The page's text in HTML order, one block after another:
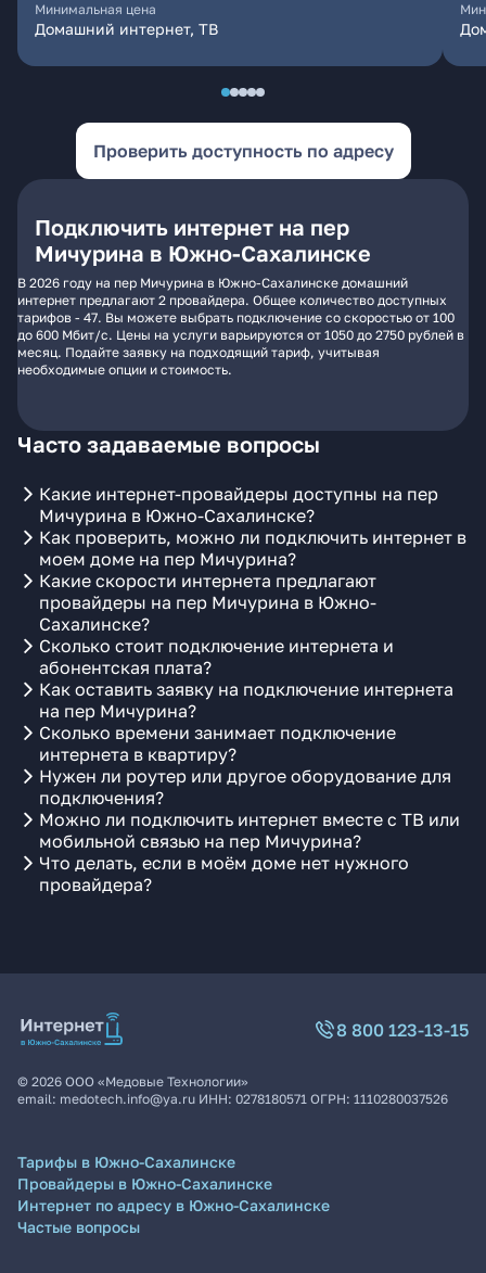
Минимальная цена
Домашний интернет, ТВ
Проверить доступность по адресу
Подключить интернет на пер
Мичурина в Южно-Сахалинске
В 2026 году на пер Мичурина в Южно-Сахалинске домашний
интернет предлагают 2 провайдера. Общее количество доступных
тарифов - 47. Вы можете выбрать подключение со скоростью от 100
до 600 Мбит/с. Цены на услуги варьируются от 1050 до 2750 рублей в
месяц. Подайте заявку на подходящий тариф, учитывая
необходимые опции и стоимость.
Часто задаваемые вопросы
Какие интернет-провайдеры доступны на пер
Мичурина в Южно-Сахалинске?
Как проверить, можно ли подключить интернет в
моем доме на пер Мичурина?
Какие скорости интернета предлагают
провайдеры на пер Мичурина в Южно-
Сахалинске?
Сколько стоит подключение интернета и
абонентская плата?
Как оставить заявку на подключение интернета
на пер Мичурина?
Сколько времени занимает подключение
интернета в квартиру?
Нужен ли роутер или другое оборудование для
подключения?
Можно ли подключить интернет вместе с ТВ или
мобильной связью на пер Мичурина?
Что делать, если в моём доме нет нужного
провайдера?
8 800 123-13-15
© 2026 ООО «Медовые Технологии»
email: medotech.info@ya.ru ИНН: 0278180571 ОГРН: 1110280037526
Тарифы в Южно-Сахалинске
Провайдеры в Южно-Сахалинске
Интернет по адресу в Южно-Сахалинске
Частые вопросы